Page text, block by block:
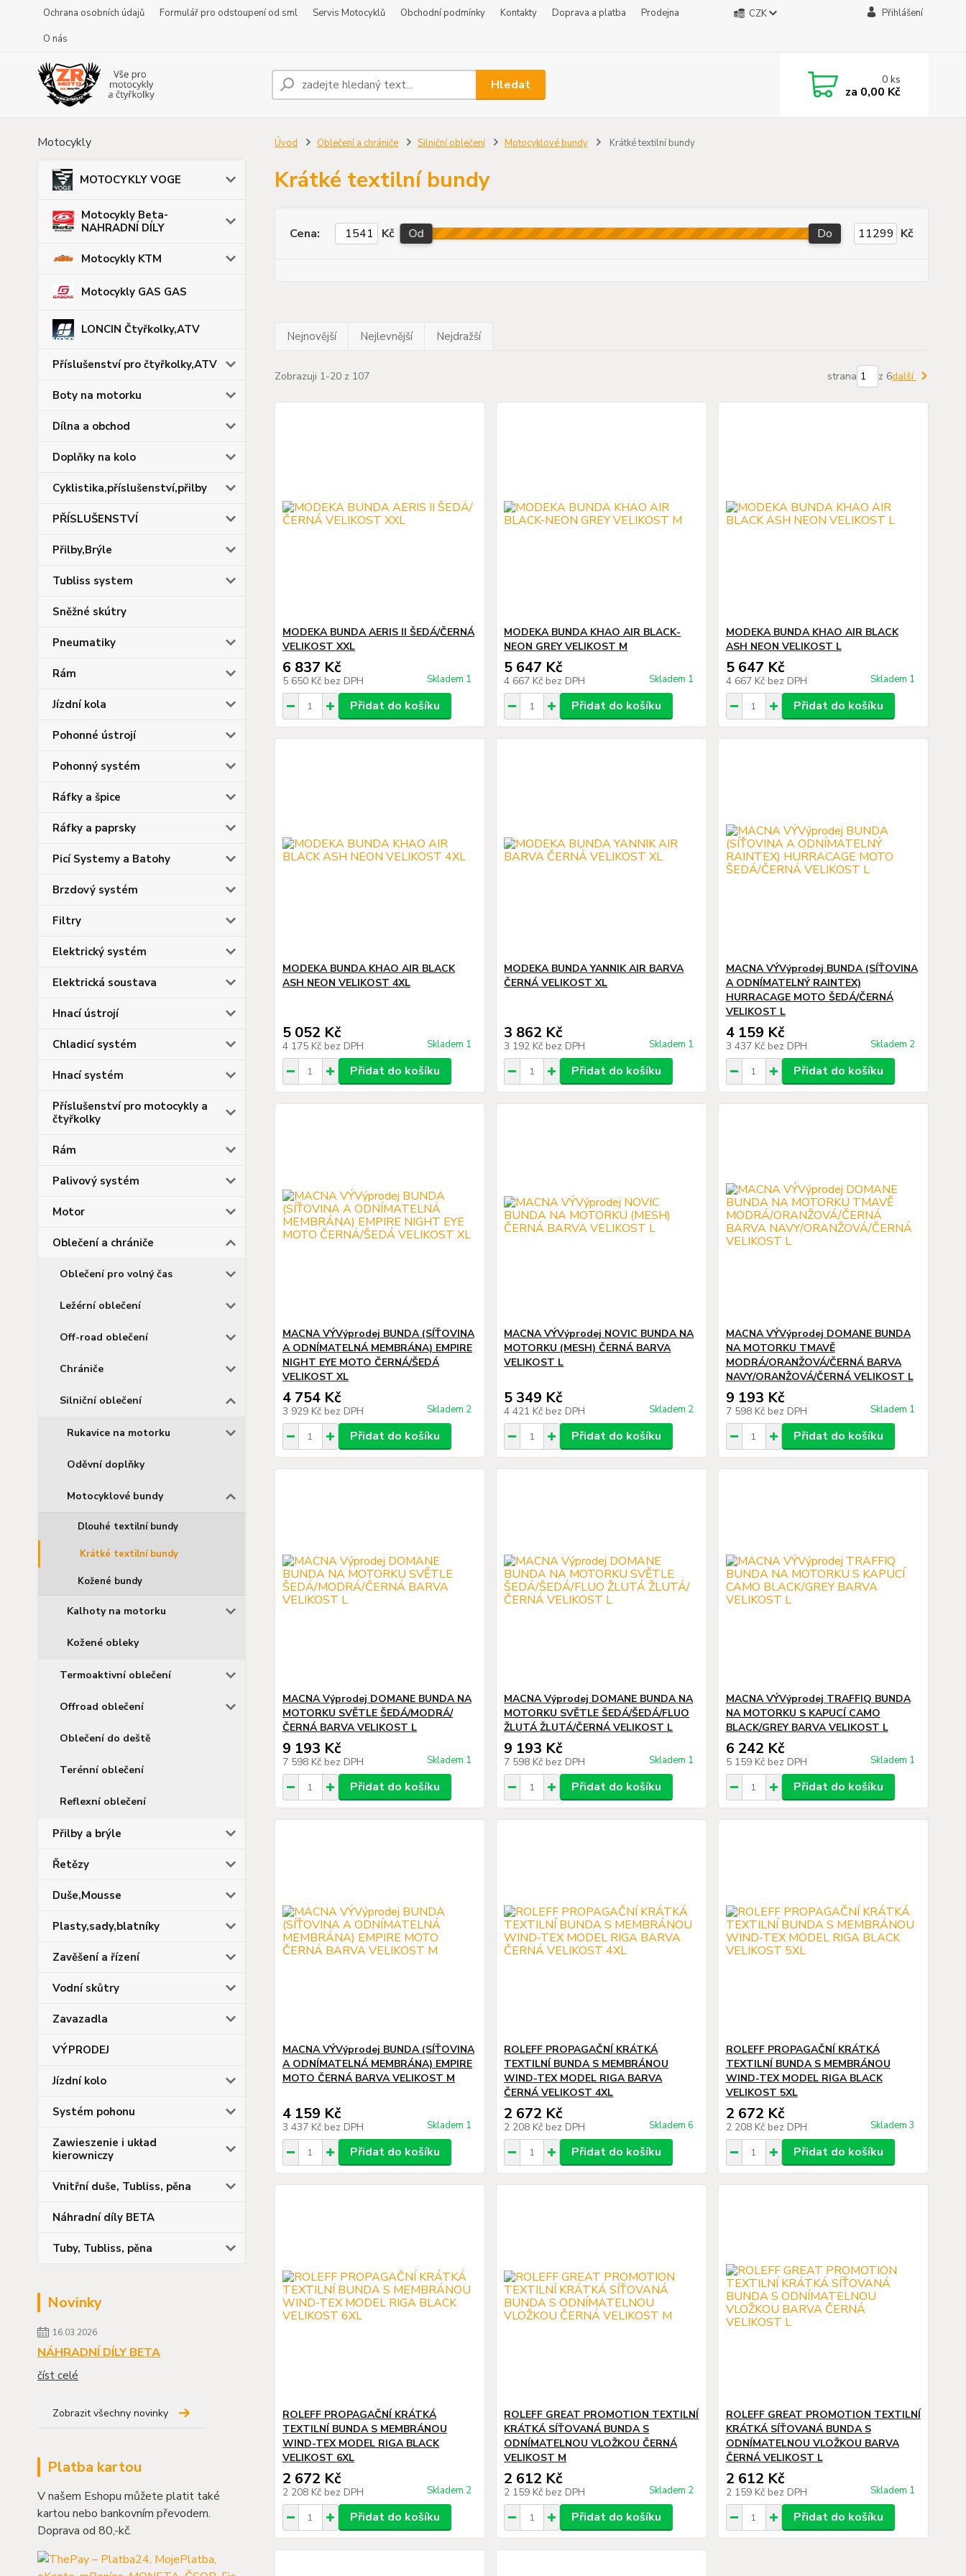
Ochrana osobních údajů Formulář pro odstoupení od sml Servis Motocyklů Obchodní podmínky Kontakty Doprava a platba
Prodejna
O nás
CZK Přihlášení
Hledat 0ks
za 0,00 Kč
Motocykly
MOTOCYKLY VOGE
Motocykly Beta-
NAHRADNÍ DÍLY
Motocykly KTM
Motocykly GAS GAS
LONCIN Čtyřkolky,ATV
Příslušenství pro čtyřkolky,ATV
Boty na motorku
Dílna a obchod
Doplňky na kolo
Cyklistika,příslušenství,přilby
PŘÍSLUŠENSTVÍ
Přilby,Brýle
Tubliss system
Sněžné skútry
Pneumatiky
Rám
Jízdní kola
Pohonné ústrojí
Pohonný systém
Ráfky a špice
Ráfky a paprsky
Picí Systemy a Batohy
Brzdový systém
Filtry
Elektrický systém
Elektrická soustava
Hnací ústrojí
Chladicí systém
Hnací systém
Příslušenství pro motocykly a
čtyřkolky
Rám
Palivový systém
Motor
Oblečení a chrániče
Oblečení pro volný čas
Ležérní oblečení
Off-road oblečení
Chrániče
Silniční oblečení
Rukavice na motorku
Oděvní doplňky
Motocyklové bundy
Dlouhé textilní bundy
Krátké textilní bundy
Kožené bundy
Kalhoty na motorku
Kožené obleky
Termoaktivní oblečení
Offroad oblečení
Oblečení do deště
Terénní oblečení
Reflexní oblečení
Přilby a brýle
Řetězy
Duše,Mousse
Plasty,sady,blatníky
Zavěšení a řízení
Vodní skůtry
Zavazadla
VÝPRODEJ
Jízdní kolo
Systém pohonu
Zawieszenie i układ
kierowniczy
Vnitřní duše, Tubliss, pěna
Náhradní díly BETA
Tuby, Tubliss, pěna
Novinky
16.03.2026
NÁHRADNÍ DÍLY BETA
číst celé
Zobrazit všechny novinky
Platba kartou
V našem Eshopu můžete platit také
kartou nebo bankovním převodem.
Doprava od 80,-kč.
Úvod Oblečení a chrániče Silniční oblečení Motocyklové bundy Krátké textilní bundy
Krátké textilní bundy
Cena: Kč Od Do Kč
Nejnovější Nejlevnější Nejdražší
Zobrazuji 1-20 z 107 strana z 6další
MODEKA BUNDA AERIS II ŠEDÁ/ČERNÁ
VELIKOST XXL
6 837 Kč
5 650 Kč bez DPH Skladem 1
Přidat do košíku
MODEKA BUNDA KHAO AIR BLACK-
NEON GREY VELIKOST M
5 647 Kč
4 667 Kč bez DPH Skladem 1
Přidat do košíku
MODEKA BUNDA KHAO AIR BLACK
ASH NEON VELIKOST L
5 647 Kč
4 667 Kč bez DPH Skladem 1
Přidat do košíku
MODEKA BUNDA KHAO AIR BLACK
ASH NEON VELIKOST 4XL
5 052 Kč
4 175 Kč bez DPH Skladem 1
Přidat do košíku
MODEKA BUNDA YANNIK AIR BARVA
ČERNÁ VELIKOST XL
3 862 Kč
3 192 Kč bez DPH Skladem 1
Přidat do košíku
MACNA VÝVýprodej BUNDA (SÍŤOVINA
A ODNÍMATELNÝ RAINTEX)
HURRACAGE MOTO ŠEDÁ/ČERNÁ
VELIKOST L
4 159 Kč
3 437 Kč bez DPH Skladem 2
Přidat do košíku
MACNA VÝVýprodej BUNDA (SÍŤOVINA
A ODNÍMATELNÁ MEMBRÁNA) EMPIRE
NIGHT EYE MOTO ČERNÁ/ŠEDÁ
VELIKOST XL
4 754 Kč
3 929 Kč bez DPH Skladem 2
Přidat do košíku
MACNA VÝVýprodej NOVIC BUNDA NA
MOTORKU (MESH) ČERNÁ BARVA
VELIKOST L
5 349 Kč
4 421 Kč bez DPH Skladem 2
Přidat do košíku
MACNA VÝVýprodej DOMANE BUNDA
NA MOTORKU TMAVĚ
MODRÁ/ORANŽOVÁ/ČERNÁ BARVA
NAVY/ORANŽOVÁ/ČERNÁ VELIKOST L
9 193 Kč
7 598 Kč bez DPH Skladem 1
Přidat do košíku
MACNA Výprodej DOMANE BUNDA NA
MOTORKU SVĚTLE ŠEDÁ/MODRÁ/
ČERNÁ BARVA VELIKOST L
9 193 Kč
7 598 Kč bez DPH Skladem 1
Přidat do košíku
MACNA Výprodej DOMANE BUNDA NA
MOTORKU SVĚTLE ŠEDÁ/ŠEDÁ/FLUO
ŽLUTÁ ŽLUTÁ/ČERNÁ VELIKOST L
9 193 Kč
7 598 Kč bez DPH Skladem 1
Přidat do košíku
MACNA VÝVýprodej TRAFFIQ BUNDA
NA MOTORKU S KAPUCÍ CAMO
BLACK/GREY BARVA VELIKOST L
6 242 Kč
5 159 Kč bez DPH Skladem 1
Přidat do košíku
MACNA VÝVýprodej BUNDA (SÍŤOVINA
A ODNÍMATELNÁ MEMBRÁNA) EMPIRE
MOTO ČERNÁ BARVA VELIKOST M
4 159 Kč
3 437 Kč bez DPH Skladem 1
Přidat do košíku
ROLEFF PROPAGAČNÍ KRÁTKÁ
TEXTILNÍ BUNDA S MEMBRÁNOU
WIND-TEX MODEL RIGA BARVA
ČERNÁ VELIKOST 4XL
2 672 Kč
2 208 Kč bez DPH Skladem 6
Přidat do košíku
ROLEFF PROPAGAČNÍ KRÁTKÁ
TEXTILNÍ BUNDA S MEMBRÁNOU
WIND-TEX MODEL RIGA BLACK
VELIKOST 5XL
2 672 Kč
2 208 Kč bez DPH Skladem 3
Přidat do košíku
ROLEFF PROPAGAČNÍ KRÁTKÁ
TEXTILNÍ BUNDA S MEMBRÁNOU
WIND-TEX MODEL RIGA BLACK
VELIKOST 6XL
2 672 Kč
2 208 Kč bez DPH Skladem 2
Přidat do košíku
ROLEFF GREAT PROMOTION TEXTILNÍ
KRÁTKÁ SÍŤOVANÁ BUNDA S
ODNÍMATELNOU VLOŽKOU ČERNÁ
VELIKOST M
2 612 Kč
2 159 Kč bez DPH Skladem 2
Přidat do košíku
ROLEFF GREAT PROMOTION TEXTILNÍ
KRÁTKÁ SÍŤOVANÁ BUNDA S
ODNÍMATELNOU VLOŽKOU BARVA
ČERNÁ VELIKOST L
2 612 Kč
2 159 Kč bez DPH Skladem 1
Přidat do košíku